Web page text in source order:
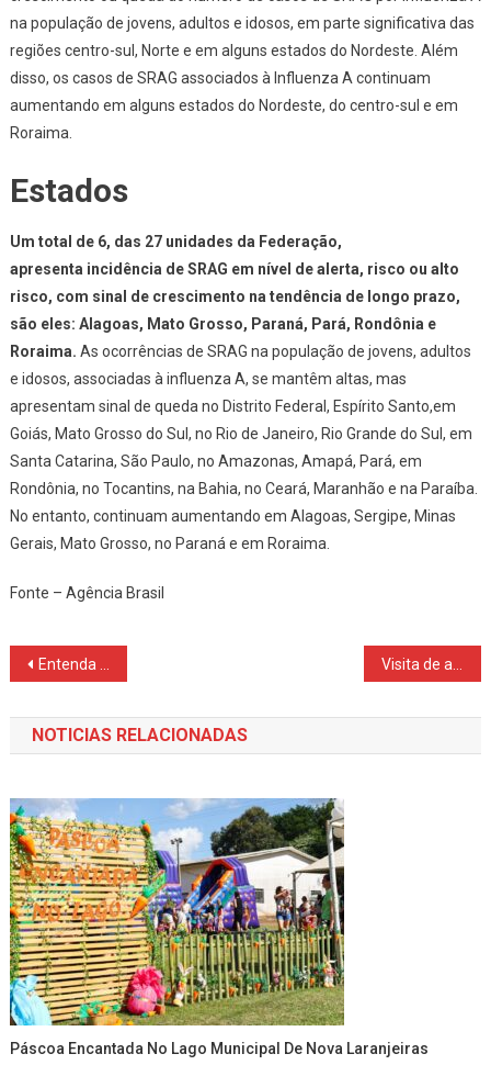
na população de jovens, adultos e idosos, em parte significativa das
regiões centro-sul, Norte e em alguns estados do Nordeste. Além
disso, os casos de SRAG associados à Influenza A continuam
aumentando em alguns estados do Nordeste, do centro-sul e em
Roraima.
Estados
Um total de 6, das 27 unidades da Federação,
apresenta incidência de SRAG em nível de alerta, risco ou alto
risco, com sinal de crescimento na tendência de longo prazo,
são eles: Alagoas, Mato Grosso, Paraná, Pará, Rondônia e
Roraima. As ocorrências de SRAG na população de jovens, adultos
e idosos, associadas à influenza A, se mantêm altas, mas
apresentam sinal de queda no Distrito Federal, Espírito Santo,em
Goiás, Mato Grosso do Sul, no Rio de Janeiro, Rio Grande do Sul, em
Santa Catarina, São Paulo, no Amazonas, Amapá, Pará, em
Rondônia, no Tocantins, na Bahia, no Ceará, Maranhão e na Paraíba.
No entanto, continuam aumentando em Alagoas, Sergipe, Minas
Gerais, Mato Grosso, no Paraná e em Roraima.
Fonte – Agência Brasil
Navegação
de
Post
Entenda o que é o Brics, grupo que se reúne a partir de domingo no Rio
NOTICIAS RELACIONADAS
Páscoa Encantada No Lago Municipal De Nova Laranjeiras